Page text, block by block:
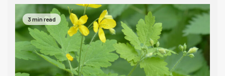
3 min read